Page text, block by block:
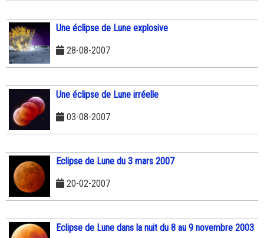
Une éclipse de Lune explosive
28-08-2007
Une éclipse de Lune irréelle
03-08-2007
Eclipse de Lune du 3 mars 2007
20-02-2007
Eclipse de Lune dans la nuit du 8 au 9 novembre 2003